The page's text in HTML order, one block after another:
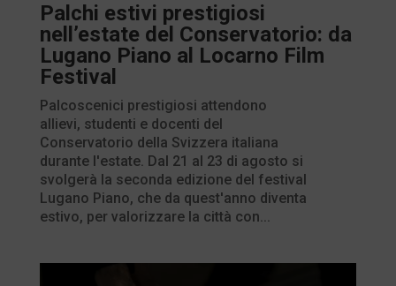
Palchi estivi prestigiosi
nell’estate del Conservatorio: da
Lugano Piano al Locarno Film
Festival
Palcoscenici prestigiosi attendono
allievi, studenti e docenti del
Conservatorio della Svizzera italiana
durante l'estate. Dal 21 al 23 di agosto si
svolgerà la seconda edizione del festival
Lugano Piano, che da quest'anno diventa
estivo, per valorizzare la città con...